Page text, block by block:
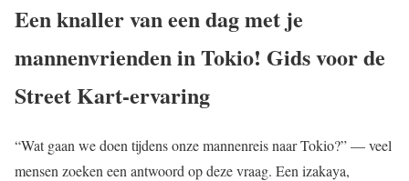
Een knaller van een dag met je
mannenvrienden in Tokio! Gids voor de
Street Kart-ervaring
“Wat gaan we doen tijdens onze mannenreis naar Tokio?” — veel
mensen zoeken een antwoord op deze vraag. Een izakaya,